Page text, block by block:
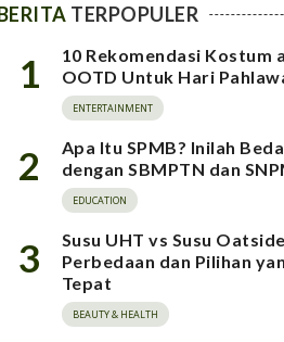
TERPOPULER
1
10 Rekomendasi Kostum
OOTD Untuk Hari
ENTERTAINMENT
2
Apa Itu SPMB? Inilah
dengan SBMPTN dan
EDUCATION
3
Susu UHT vs Susu
Perbedaan dan Pilihan
Tepat
BEAUTY & HEALTH